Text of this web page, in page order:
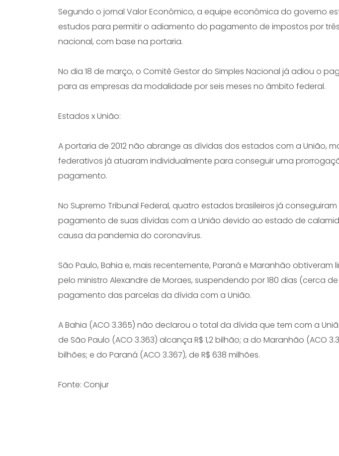
Segundo o jornal Valor Econômico, a equipe econômica do governo
estudos para permitir o adiamento do pagamento de impostos por
nacional, com base na portaria.
No dia 18 de março, o Comitê Gestor do Simples Nacional já adiou o
para as empresas da modalidade por seis meses no âmbito federal.
Estados x União:
A portaria de 2012 não abrange as dívidas dos estados com a União,
federativos já atuaram individualmente para conseguir uma
pagamento.
No Supremo Tribunal Federal, quatro estados brasileiros já
pagamento de suas dívidas com a União devido ao estado de
causa da pandemia do coronavírus.
São Paulo, Bahia e, mais recentemente, Paraná e Maranhão obtiveram
pelo ministro Alexandre de Moraes, suspendendo por 180 dias (cerca
pagamento das parcelas da dívida com a União.
A Bahia (ACO 3.365) não declarou o total da dívida que tem com a
de São Paulo (ACO 3.363) alcança R$ 1,2 bilhão; a do Maranhão (ACO
bilhões; e do Paraná (ACO 3.367), de R$ 638 milhões.
Fonte: Conjur